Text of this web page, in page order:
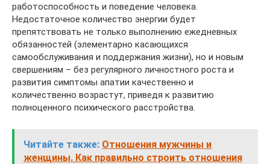
работоспособность и поведение человека.
Недостаточное количество энергии будет
препятствовать не только выполнению ежедневных
обязанностей (элементарно касающихся
самообслуживания и поддержания жизни), но и новым
свершениям – без регулярного личностного роста и
развития симптомы апатии качественно и
количественно возрастут, приведя к развитию
полноценного психического расстройства.
Читайте также: Отношения мужчины и
женщины. Как правильно строить отношения